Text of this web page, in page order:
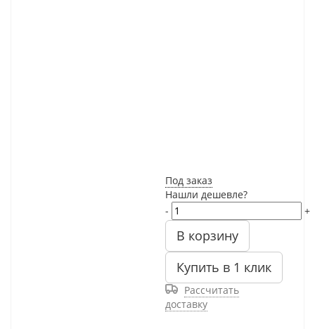
Под заказ
Нашли дешевле?
-
+
В корзину
Купить в 1 клик
Рассчитать
доставку